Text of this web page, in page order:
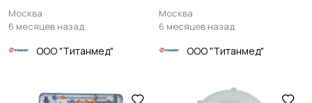
латеральная
малоберцовая пластина
Москва
6 месяцев назад
ООО "Титанмед"
Москва
6 месяцев назад
ООО "Титанмед"